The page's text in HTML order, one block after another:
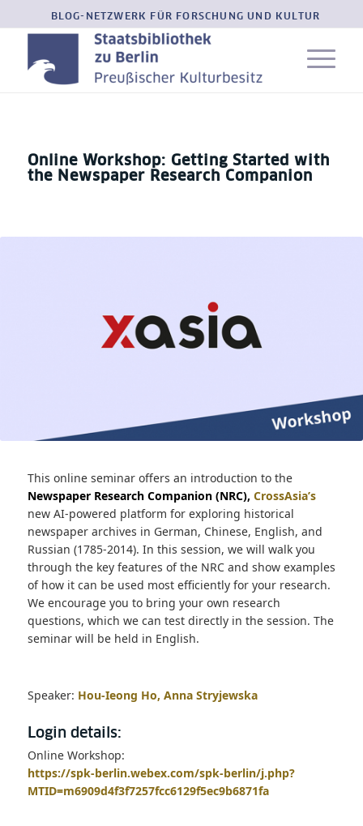
BLOG-NETZWERK FÜR FORSCHUNG UND KULTUR
Online Workshop: Getting Started with
the Newspaper Research Companion
This online seminar offers an introduction to the
Newspaper Research Companion (NRC), CrossAsia’s
new AI-powered platform for exploring historical
newspaper archives in German, Chinese, English, and
Russian (1785-2014). In this session, we will walk you
through the key features of the NRC and show examples
of how it can be used most efficiently for your research.
We encourage you to bring your own research
questions, which we can test directly in the session. The
seminar will be held in English.
Speaker: Hou-Ieong Ho, Anna Stryjewska
Login details:
Online Workshop:
https://spk-berlin.webex.com/spk-berlin/j.php?
MTID=m6909d4f3f7257fcc6129f5ec9b6871fa